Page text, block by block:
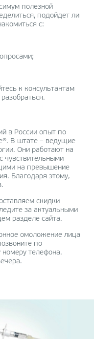
полезной
подойдет ли
с:
к консультантам
в России опыт по
В штате – ведущие
Они работают на
чувствительными
на превышение
Благодаря этому,
скидки
за актуальными
разделе сайта.
омоложение лица
по
номеру телефона.